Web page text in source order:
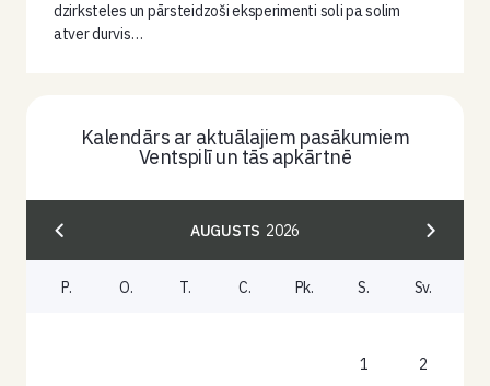
dzirksteles un pārsteidzoši eksperimenti soli pa solim
atver durvis…
Kalendārs ar aktuālajiem pasākumiem
Ventspilī un tās apkārtnē
AUGUSTS 2026
P. O. T. C. Pk. S. Sv.
1 2